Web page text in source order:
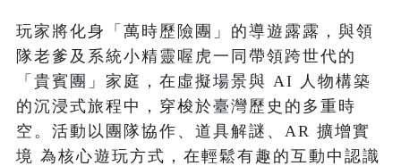
玩家將化身「萬時歷險團」的導遊露露，與領
隊老爹及系統小精靈喔虎一同帶領跨世代的
「貴賓團」家庭，在虛擬場景與 AI 人物構築
的沉浸式旅程中，穿梭於臺灣歷史的多重時
空。活動以團隊協作、道具解謎、AR 擴增實
境 為核心遊玩方式，在輕鬆有趣的互動中認識